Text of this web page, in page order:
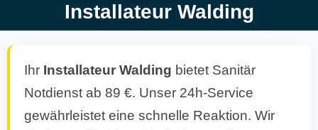
Installateur Walding
Ihr Installateur Walding bietet Sanitär
Notdienst ab 89 €. Unser 24h-Service
gewährleistet eine schnelle Reaktion. Wir